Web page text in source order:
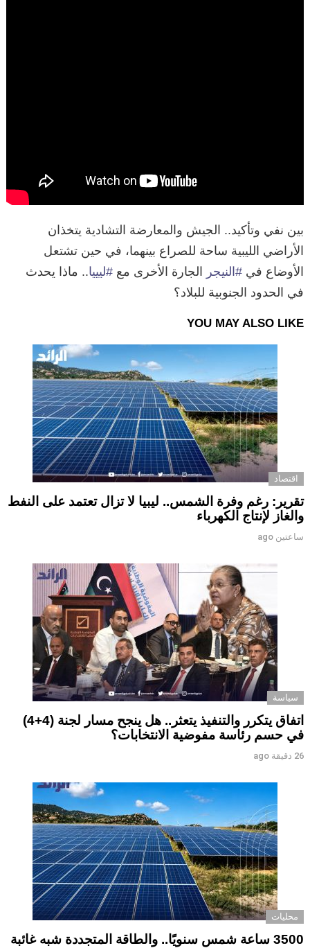
بين نفي وتأكيد.. الجيش والمعارضة التشادية يتخذان
الأراضي الليبية ساحة للصراع بينهما، في حين تشتعل
الأوضاع في #النيجر الجارة الأخرى مع #ليييا.. ماذا يحدث
في الحدود الجنوبية للبلاد؟
YOU MAY ALSO LIKE
اقتصاد
تقرير: رغم وفرة الشمس.. ليبيا لا تزال تعتمد على النفط
والغاز لإنتاج الكهرباء
ساعتين ago
سياسة
اتفاق يتكرر والتنفيذ يتعثر.. هل ينجح مسار لجنة (4+4)
في حسم رئاسة مفوضية الانتخابات؟
26 دقيقة ago
محليات
3500 ساعة شمس سنويًا.. والطاقة المتجددة شبه غائبة